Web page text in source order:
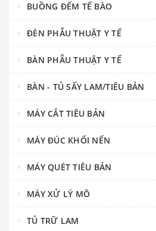
BUỒNG ĐẾM TẾ BÀO
ĐÈN PHẪU THUẬT Y TẾ
BÀN PHẪU THUẬT Y TẾ
BÀN - TỦ SẤY LAM/TIÊU BẢN
MÁY CẮT TIÊU BẢN
MÁY ĐÚC KHỐI NẾN
MÁY QUÉT TIÊU BẢN
MÁY XỬ LÝ MÔ
TỦ TRỮ LAM